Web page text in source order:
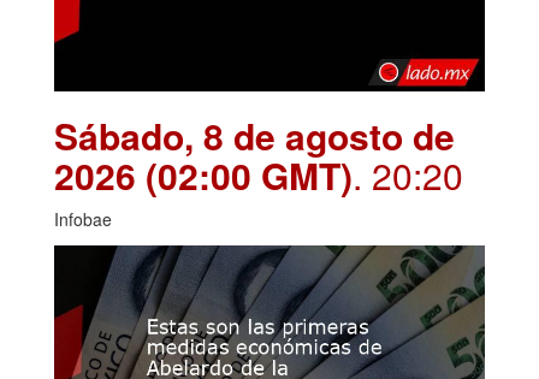
Sábado, 8 de agosto de
2026 (02:00 GMT). 20:20
Infobae